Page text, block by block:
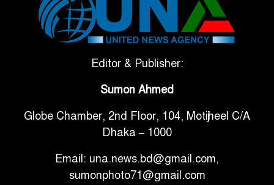
টানা ৩ ম্যাচে গোল ভিনির, ইতিহাস
বলছে বিশ্বকাপ জিতবে ব্রাজিল
সরকারি ৩শ কেজি বই বিক্রির
গাড়ি বিক্রির পর মালিকানা
পরিবর্তনে কঠোর নির্দেশনা
আ.লীগ ও বিএনপির বিরুদ্ধে
Editor & Publisher:
Sumon Ahmed
Globe Chamber, 2nd Floor, 104, Motijheel C/A
Dhaka – 1000
Email: una.news.bd@gmail.com,
sumonphoto71@gmail.com